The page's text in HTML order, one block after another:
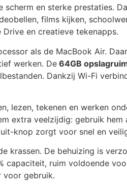
en sterke prestaties.
films kijken,
Drive en creatieve tekenapps.
als de MacBook Air.
werken. De64GB
Dankzij Wi-Fi
lezen, tekenen en werken
extra veelzijdig: gebruik hem
knop zorgt voor snel en
krassen. De behuizing is
capaciteit, ruim voldoende
voor gebruik.